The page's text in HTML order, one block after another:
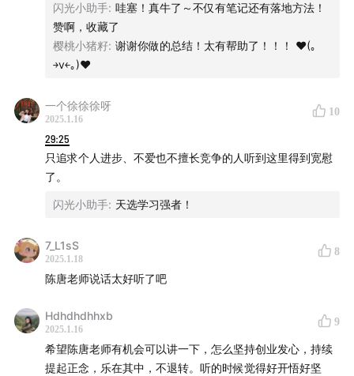
学会控制自己的意识，身体呼吸更稳
贪 （以为做了就能马上得到反馈，做什么就像得到什么）功
利性 无名的欲望 光明欲望
种种子 时间差 做任何事能看得到有什么样的结果
心态平和 习惯给予，想要什么那么先要给
存在 不存在 不来自我的种子
根除坏种子：多听听多学学多讲出来
⭐方法：1.回想笔的故事2.明智的惭愧，勇敢承认自己干了坏
事3.合理的承诺 给一个合理的时间线 4.做一件平衡的事情恢
复心力 可以做到的小事 接下来几h做
每次压力很大，多做一点点，帮人，
要设计，做实验，选一个目标，选一个业力伙伴，
闪光小助手: 哇塞！真牛了～不仅有笔记还有落地方法！
赞啊，收藏了
樱桃小猪籽: 谢谢你做的总结！太有帮助了！！！ ♥(｡
￫v￩｡)♥
一个徐徐徐呀
2025.1.16
10
29:25
只追求个人进步、不爱也不擅长竞争的人听到这里得到宽慰
了。
闪光小助手: 天选学习强者！
7_L1sS
2025.1.18
8
陈唐老师说话太好听了吧
Hdhdhdhhxb
2025.1.16
9
希望陈唐老师有机会可以讲一下，怎么坚持创业发心，持续
提起正念，乐在其中，不退转。听的时候觉得好开悟好坚